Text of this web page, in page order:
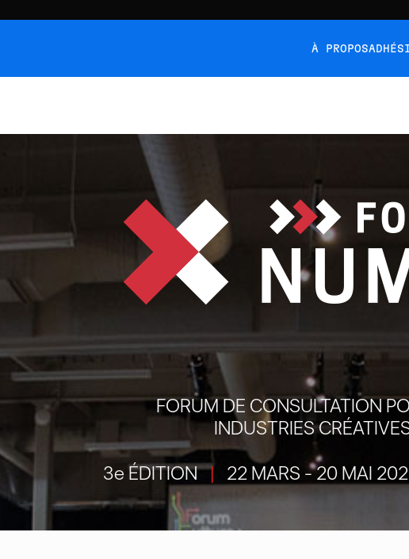
À PROPOS
FORUM DE CONSULTATION
INDUSTRIES
3e ÉDITION| 22 MARS - 20 MAI